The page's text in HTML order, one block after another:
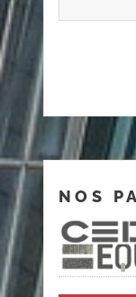
NOS